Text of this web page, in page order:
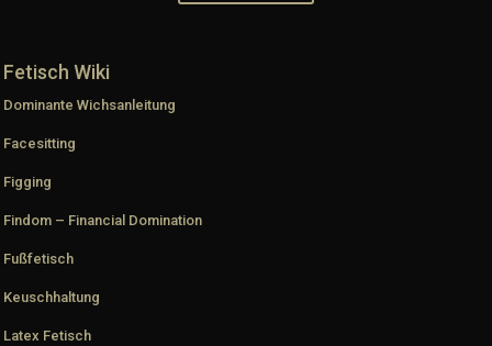
Fetisch Wiki
Dominante Wichsanleitung
Facesitting
Figging
Findom – Financial Domination
Fußfetisch
Keuschhaltung
Latex Fetisch